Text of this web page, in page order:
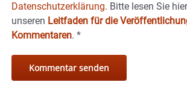
Datenschutzerklärung. Bitte lesen Sie
unseren Leitfaden für die
Kommentaren. *